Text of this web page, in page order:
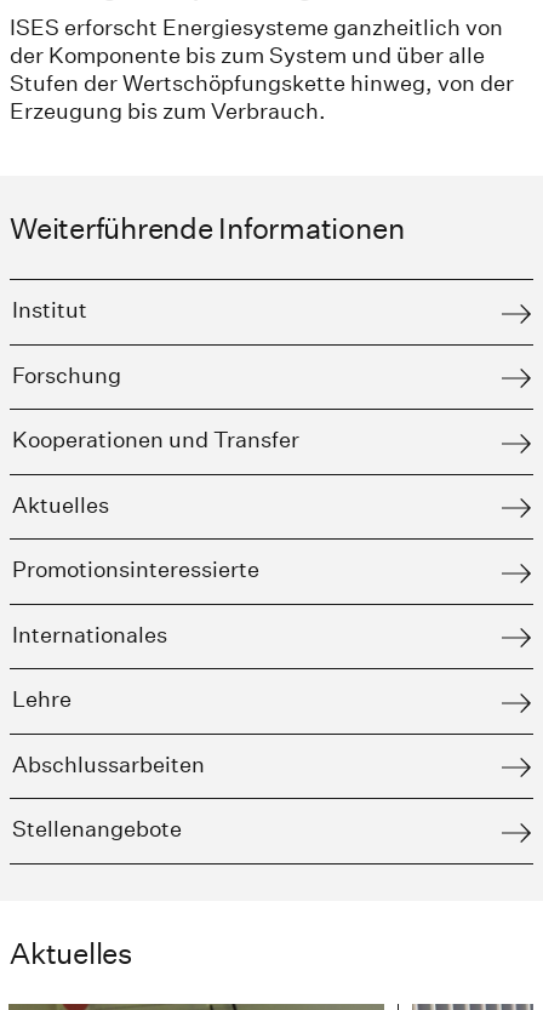
ISES erforscht Energiesysteme ganzheitlich von
der Komponente bis zum System und über​ alle
Stufen der Wertschöpfungskette hinweg, von der
Erzeugung bis zum Verbrauch​.
Weiterführende Informationen
Institut
Forschung
Kooperationen und Transfer​
Aktuelles
Promotionsinteressierte​
Internationales
Lehre
Abschlussarbeiten
Stellenangebote
Aktuelles